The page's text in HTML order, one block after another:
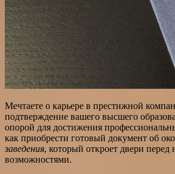
Мечтаете о карьере в престижной
подтверждение вашего высшего
опорой для достижения
как приобрести готовый документ об
заведения, который откроет двери
возможностями.